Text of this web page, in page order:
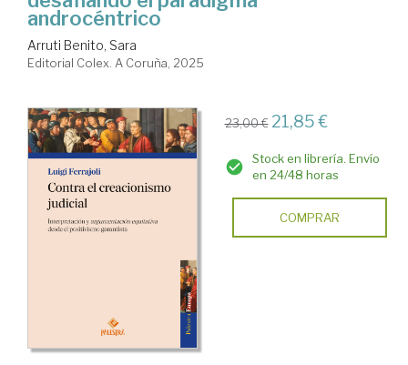
androcéntrico
Arruti Benito, Sara
Editorial Colex. A Coruña, 2025
23,00 € 21,85 €
Stock en librería. Envío
en 24/48 horas
COMPRAR